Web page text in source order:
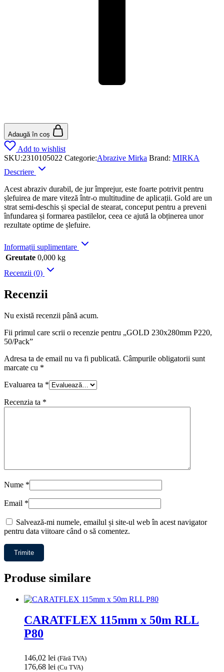
Adaugă în coș
Add to wishlist
SKU:2310105022 Categorie:Abrazive Mirka Brand: MIRKA
Descriere
Acest abraziv durabil, de jur împrejur, este foarte potrivit pentru
șlefuirea de mare viteză într-o multitudine de aplicații. Gold are un
strat semi-deschis și special de stearat, conceput pentru a preveni
înfundarea și formarea pastilelor, ceea ce ajută la obținerea unor
rezultate optime de șlefuire.
Informații suplimentare
Greutate 0,000 kg
Recenzii (0)
Recenzii
Nu există recenzii până acum.
Fii primul care scrii o recenzie pentru „GOLD 230x280mm P220,
50/Pack”
Adresa ta de email nu va fi publicată. Câmpurile obligatorii sunt
marcate cu *
Evaluarea ta *
Recenzia ta *
Nume *
Email *
Salvează-mi numele, emailul și site-ul web în acest navigator
pentru data viitoare când o să comentez.
Produse similare
CARATFLEX 115mm x 50m RLL
P80
146,02 lei (Fără TVA)
176,68 lei (Cu TVA)